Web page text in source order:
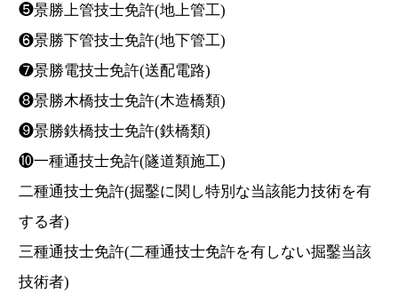
❺景勝上管技士免許(地上管工)
❻景勝下管技士免許(地下管工)
❼景勝電技士免許(送配電路)
❽景勝木橋技士免許(木造橋類)
❾景勝鉄橋技士免許(鉄橋類)
❿一種通技士免許(隧道類施工)
二種通技士免許(掘鑿に関し特別な当該能力技術を有
する者)
三種通技士免許(二種通技士免許を有しない掘鑿当該
技術者)